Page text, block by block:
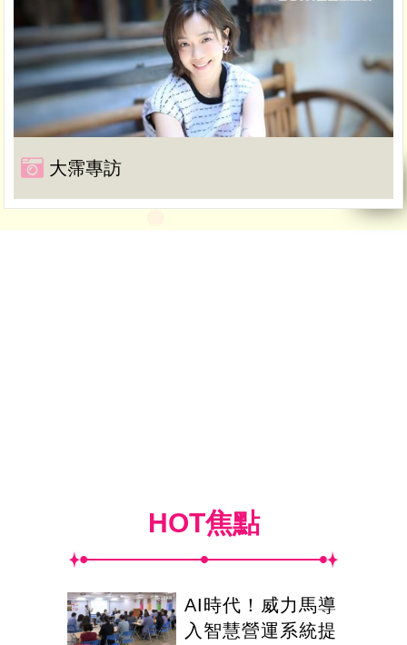
大霈專訪
HOT焦點
AI時代！威力馬導
入智慧營運系統提